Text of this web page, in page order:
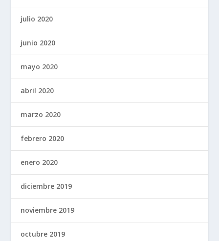
julio 2020
junio 2020
mayo 2020
abril 2020
marzo 2020
febrero 2020
enero 2020
diciembre 2019
noviembre 2019
octubre 2019